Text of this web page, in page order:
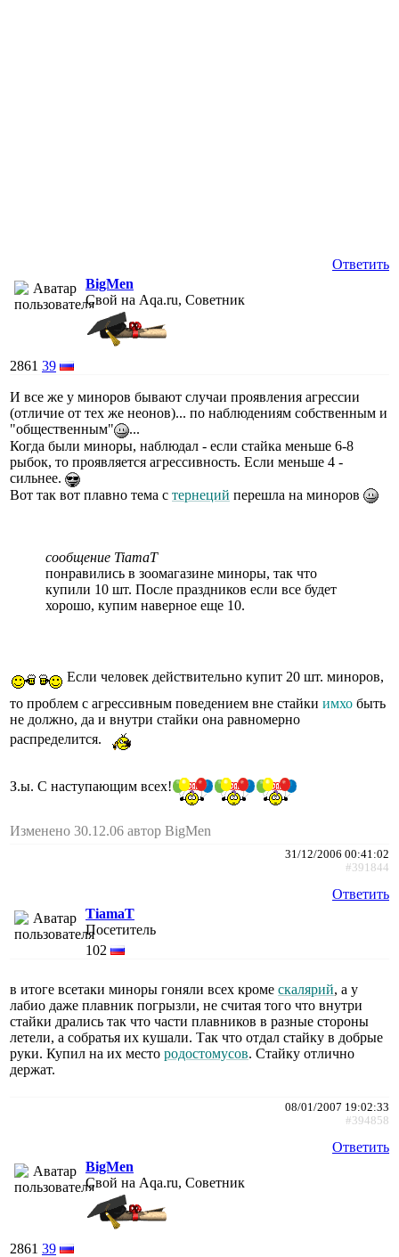
Ответить
BigMen
Свой на Aqa.ru, Советник
2861 39
И все же у миноров бывают случаи проявления агрессии
(отличие от тех же неонов)... по наблюдениям собственным и
"общественным"
...
Когда были миноры, наблюдал - если стайка меньше 6-8
рыбок, то проявляется агрессивность. Если меньше 4 -
сильнее.
Вот так вот плавно тема с тернеций перешла на миноров
сообщение TiamaT
понравились в зоомагазине миноры, так что
купили 10 шт. После праздников если все будет
хорошо, купим наверное еще 10.
Если человек действительно купит 20 шт. миноров,
то проблем с агрессивным поведением вне стайки имхо быть
не должно, да и внутри стайки она равномерно
распределится.
З.ы. С наступающим всех!
Изменено 30.12.06 автор BigMen
31/12/2006 00:41:02
#391844
Ответить
TiamaT
Посетитель
102
в итоге всетаки миноры гоняли всех кроме скалярий, а у
лабио даже плавник погрызли, не считая того что внутри
стайки дрались так что части плавников в разные стороны
летели, а собратья их кушали. Так что отдал стайку в добрые
руки. Купил на их место родостомусов. Стайку отлично
держат.
08/01/2007 19:02:33
#394858
Ответить
BigMen
Свой на Aqa.ru, Советник
2861 39